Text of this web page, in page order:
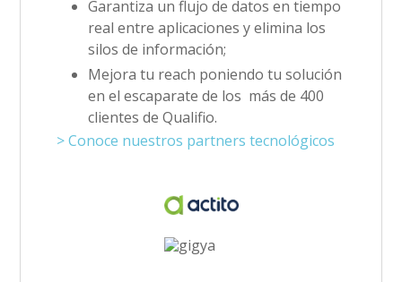
Garantiza un flujo de datos en tiempo
real entre aplicaciones y elimina los
silos de información;
Mejora tu reach poniendo tu solución
en el escaparate de los más de 400
clientes de Qualifio.
>Conoce nuestros partners tecnológicos